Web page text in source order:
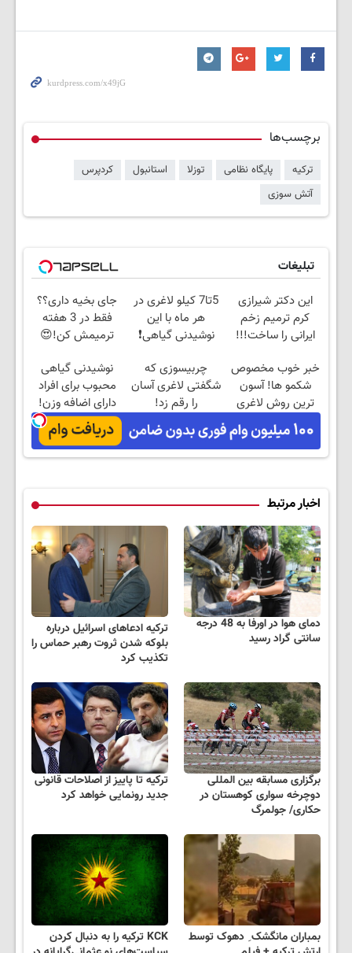
برچسب‌ها
ترکیه پایگاه نظامی توزلا استانبول
کردپرس
آتش سوزی
تبلیغات
این دکتر شیرازی
کرم ترمیم زخم
ایرانی را ساخت!!!
5تا7 کیلو لاغری در
هر ماه با این
نوشیدنی گیاهی❗
قیمت🔥
جای بخیه داری؟؟
فقط در 3 هفته
ترمیمش کن!😍
خبر خوب مخصوص
شکمو ها! آسون
ترین روش لاغری
معرفی شد
چربیسوزی که
شگفتی لاغری آسان
را رقم زد!
نوشیدنی گیاهی
محبوب برای افراد
دارای اضافه وزن!
60%تخفیف
اخبار مرتبط
دمای هوا در اورفا به 48 درجه
سانتی گراد رسید
ترکیه ادعاهای اسرائیل درباره
بلوکه شدن ثروت رهبر حماس را
تکذیب کرد
برگزاری مسابقه بین المللی
دوچرخه سواری کوهستان در
حکاری/ جولمرگ
ترکیه تا پاییز از اصلاحات قانونی
جدید رونمایی خواهد کرد
بمباران مانگشک ِ دهوک توسط
KCK ترکیه را به دنبال کردن